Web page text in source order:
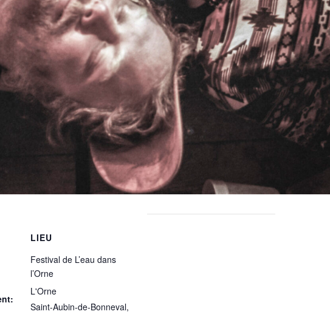
LIEU
Festival de L’eau dans
l’Orne
L'Orne
Saint-Aubin-de-Bonneval,